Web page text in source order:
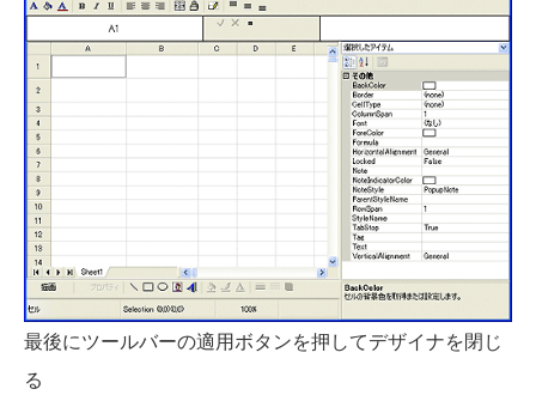
最後にツールバーの適用ボタンを押してデザイナを閉じ
る